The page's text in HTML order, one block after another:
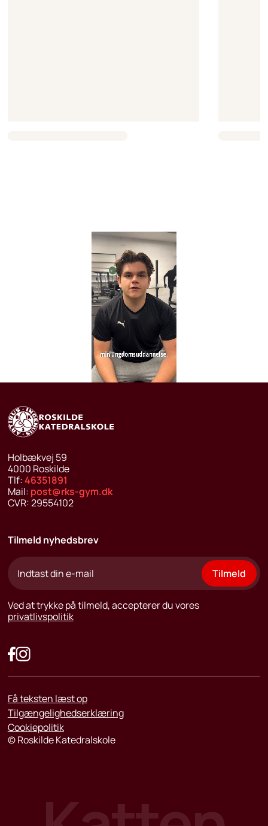
Holbækvej 59
4000 Roskilde
Tlf:46351891
Mail: post@rks-gym.dk
CVR:29554102
Tilmeld nyhedsbrev
Tilmeld
Ved at trykke på tilmeld, accepterer du vores
privatlivspolitik
Få teksten læst op
Tilgængelighedserklæring
Cookiepolitik
©Roskilde Katedralskole
¨